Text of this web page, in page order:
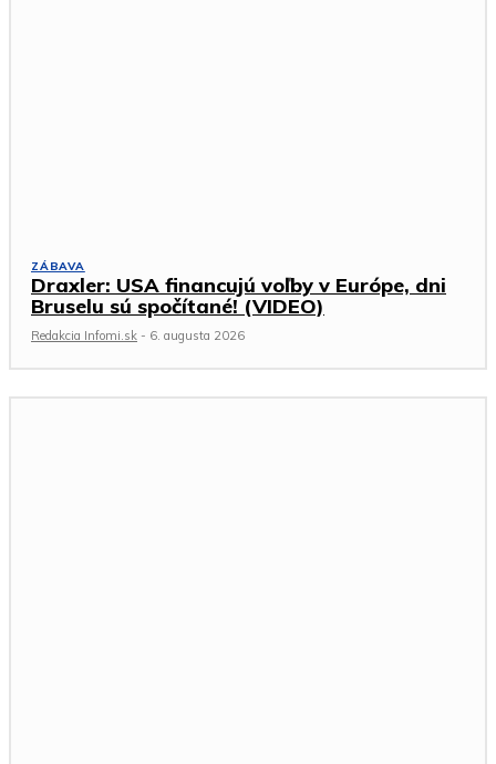
ZÁBAVA
Draxler: USA financujú voľby v Európe, dni
Bruselu sú spočítané! (VIDEO)
Redakcia Infomi.sk - 6. augusta 2026